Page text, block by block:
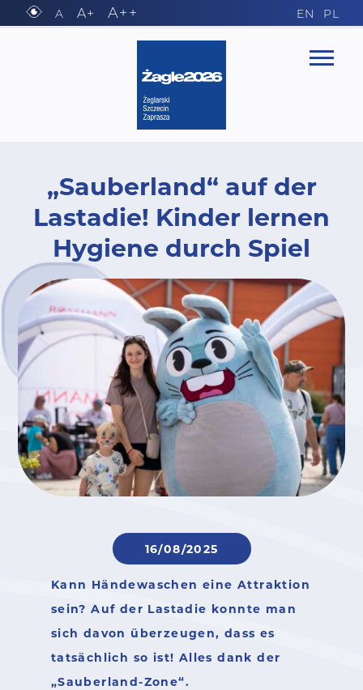
„Sauberland“ auf der
Lastadie! Kinder lernen
Hygiene durch Spiel
16/08/2025
Kann Händewaschen eine Attraktion
sein? Auf der Lastadie konnte man
sich davon überzeugen, dass es
tatsächlich so ist! Alles dank der
„Sauberland-Zone“.
A A+ A++ EN PL